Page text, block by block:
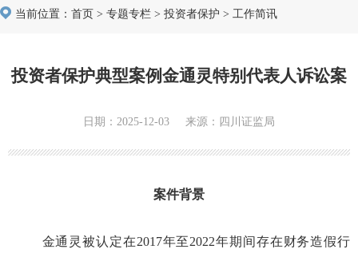
当前位置： 首页 > 专题专栏 > 投资者保护 > 工作简讯
投资者保护典型案例金通灵特别代表人诉讼案
日期：2025-12-03 来源：四川证监局
案件背景
金通灵被认定在2017年至2022年期间存在财务造假行